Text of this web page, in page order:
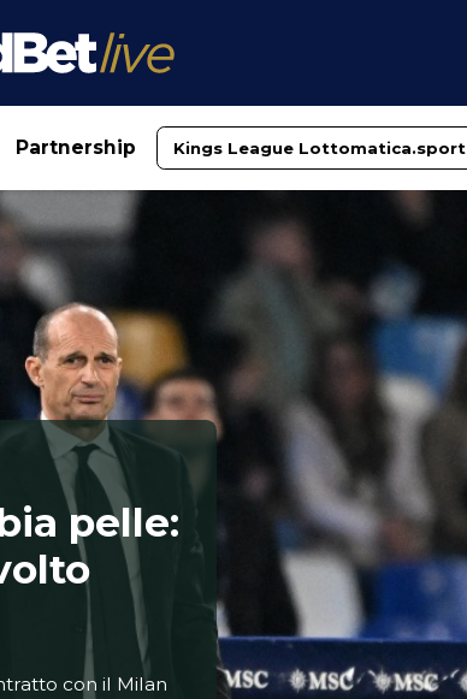
Partnership Kings League Lottomatica.sport
pelle:
con il Milan